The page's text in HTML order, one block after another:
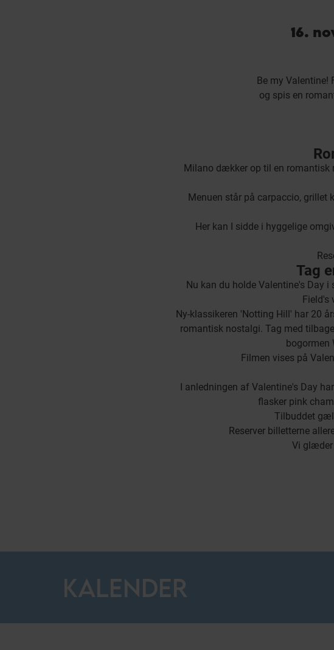
16.
Be my Valentine!
og spis en
Milano dækker op til en romantisk
Menuen står på carpaccio, grillet
Her kan I sidde i hyggelige
Tag
Nu kan du holde Valentine's Day
Field's
Ny-klassikeren 'Notting Hill' har 20
romantisk nostalgi. Tag med
bogormen
Filmen vises på
I anledningen af Valentine's Day
flasker pink
Tilbuddet
Reserver billetterne
Vi glæder
KALENDER